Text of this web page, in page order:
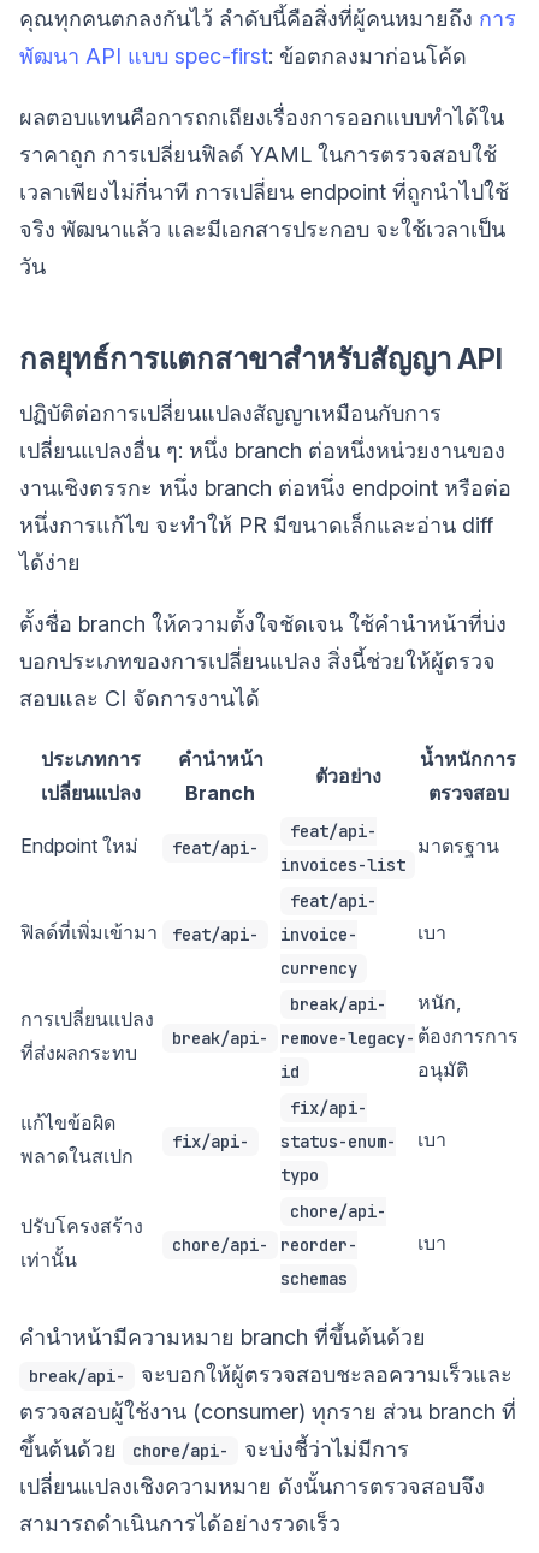
คุณทุกคนตกลงกันไว้ ลำดับนี้คือสิ่งที่ผู้คนหมายถึง การ
พัฒนา API แบบ spec-first: ข้อตกลงมาก่อนโค้ด
ผลตอบแทนคือการถกเถียงเรื่องการออกแบบทำได้ใน
ราคาถูก การเปลี่ยนฟิลด์ YAML ในการตรวจสอบใช้
เวลาเพียงไม่กี่นาที การเปลี่ยน endpoint ที่ถูกนำไปใช้
จริง พัฒนาแล้ว และมีเอกสารประกอบ จะใช้เวลาเป็น
วัน
กลยุทธ์การแตกสาขาสำหรับสัญญา API
ปฏิบัติต่อการเปลี่ยนแปลงสัญญาเหมือนกับการ
เปลี่ยนแปลงอื่น ๆ: หนึ่ง branch ต่อหนึ่งหน่วยงานของ
งานเชิงตรรกะ หนึ่ง branch ต่อหนึ่ง endpoint หรือต่อ
หนึ่งการแก้ไข จะทำให้ PR มีขนาดเล็กและอ่าน diff
ได้ง่าย
ตั้งชื่อ branch ให้ความตั้งใจชัดเจน ใช้คำนำหน้าที่บ่ง
บอกประเภทของการเปลี่ยนแปลง สิ่งนี้ช่วยให้ผู้ตรวจ
สอบและ CI จัดการงานได้
ประเภทการ
เปลี่ยนแปลง
คำนำหน้า
Branch
ตัวอย่าง
น้ำหนักการ
ตรวจสอบ
Endpoint ใหม่ feat/api-
feat/api-
invoices-list
มาตรฐาน
ฟิลด์ที่เพิ่มเข้ามา feat/api-
feat/api-
invoice-
currency
เบา
การเปลี่ยนแปลง
ที่ส่งผลกระทบ
break/api-
break/api-
remove-legacy-
id
หนัก,
ต้องการการ
อนุมัติ
แก้ไขข้อผิด
พลาดในสเปก
fix/api-
fix/api-
status-enum-
typo
เบา
ปรับโครงสร้าง
เท่านั้น
chore/api-
chore/api-
reorder-
schemas
เบา
คำนำหน้ามีความหมาย branch ที่ขึ้นต้นด้วย
break/api-
จะบอกให้ผู้ตรวจสอบชะลอความเร็วและ
ตรวจสอบผู้ใช้งาน (consumer) ทุกราย ส่วน branch ที่
ขึ้นต้นด้วย
chore/api-
จะบ่งชี้ว่าไม่มีการ
เปลี่ยนแปลงเชิงความหมาย ดังนั้นการตรวจสอบจึง
สามารถดำเนินการได้อย่างรวดเร็ว